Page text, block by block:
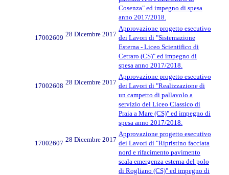
Cosenza" ed impegno di spesa
anno 2017/2018.
17002609 28 Dicembre 2017
Approvazione progetto esecutivo
dei Lavori di "Sistemazione
Esterna - Liceo Scientifico di
Cetraro (CS)" ed impegno di
spesa anno 2017/2018.
17002608 28 Dicembre 2017
Approvazione progetto esecutivo
dei Lavori di "Realizzazione di
un campetto di pallavolo a
servizio del Liceo Classico di
Praia a Mare (CS)" ed impegno di
spesa anno 2017/2018.
17002607 28 Dicembre 2017
Approvazione progetto esecutivo
dei Lavori di "Ripristino facciata
nord e rifacimento pavimento
scala emergenza esterna del polo
di Rogliano (CS)" ed impegno di